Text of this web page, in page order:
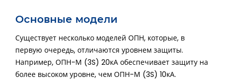
Основные модели
Существует несколько моделей ОПН, которые, в
первую очередь, отличаются уровнем защиты.
Например, ОПН-М (3S) 20кА обеспечивает защиту на
более высоком уровне, чем ОПН-М (3S) 10кА.